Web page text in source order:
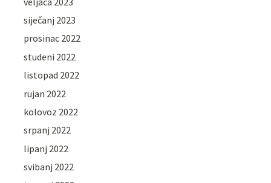
siječanj 2023
prosinac 2022
studeni 2022
listopad 2022
rujan 2022
kolovoz 2022
srpanj 2022
lipanj 2022
svibanj 2022